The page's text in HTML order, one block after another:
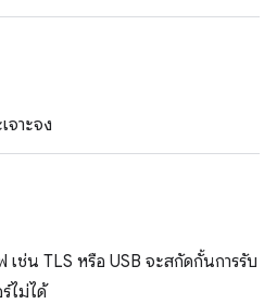
จาะจง
ช่น TLS หรือ USB จะสกัดกั้นการรับ
ไม่ได้